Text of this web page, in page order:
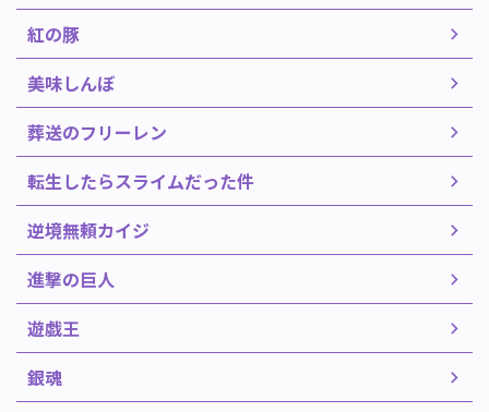
紅の豚
美味しんぼ
葬送のフリーレン
転生したらスライムだった件
逆境無頼カイジ
進撃の巨人
遊戯王
銀魂